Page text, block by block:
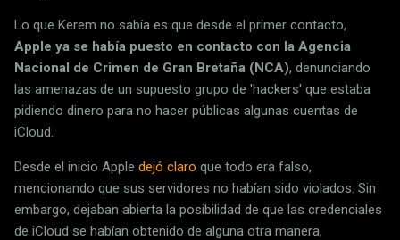
Lo que Kerem no sabía es que desde el primer contacto,
Apple ya se había puesto en contacto con la Agencia
Nacional de Crimen de Gran Bretaña (NCA), denunciando
las amenazas de un supuesto grupo de 'hackers' que estaba
pidiendo dinero para no hacer públicas algunas cuentas de
iCloud.
Desde el inicio Apple dejó claro que todo era falso,
mencionando que sus servidores no habían sido violados. Sin
embargo, dejaban abierta la posibilidad de que las credenciales
de iCloud se habían obtenido de alguna otra manera,